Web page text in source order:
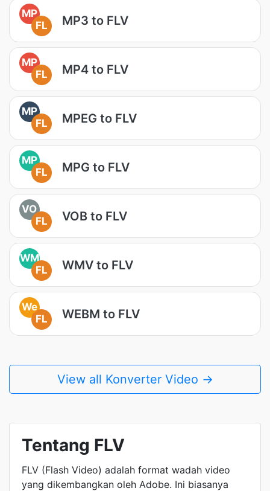
MP
FL
MP3 to FLV
MP
FL
MP4 to FLV
MP
FL
MPEG to FLV
MP
FL
MPG to FLV
VO
FL
VOB to FLV
WM
FL
WMV to FLV
We
FL
WEBM to FLV
View all Konverter Video →
Tentang FLV
FLV (Flash Video) adalah format wadah video
yang dikembangkan oleh Adobe. Ini biasanya